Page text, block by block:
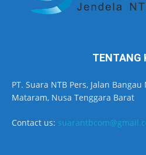
TENTANG
PT. Suara NTB Pers, Jalan
Mataram, Nusa Tenggara Barat
Contact us: